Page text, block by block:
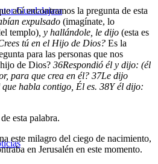
Guadalajara
ahí encontramos la pregunta de esta
expulsado (imagínate, lo
templo) , y hallándole, le dijo (esta es
tú en el Hijo de Dios? Es la
para las personas que nos
de Dios? 36Respondió él y dijo: (él
para que crea en él? 37Le dijo
habla contigo, Él es. 38Y él dijo:
esta palabra.
este milagro del ciego de nacimiento,
en Jerusalén en este momento.